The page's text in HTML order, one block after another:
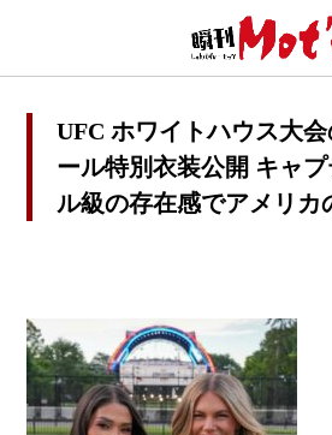
UFC ホワイトハウス大
ール特別衣装公開 キャ
ル級の存在感でアメリカ